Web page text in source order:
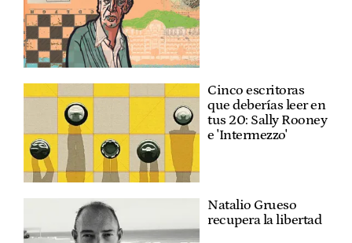
Cinco escritoras
que deberías leer en
tus 20: Sally Rooney
e 'Intermezzo'
Natalio Grueso
recupera la libertad